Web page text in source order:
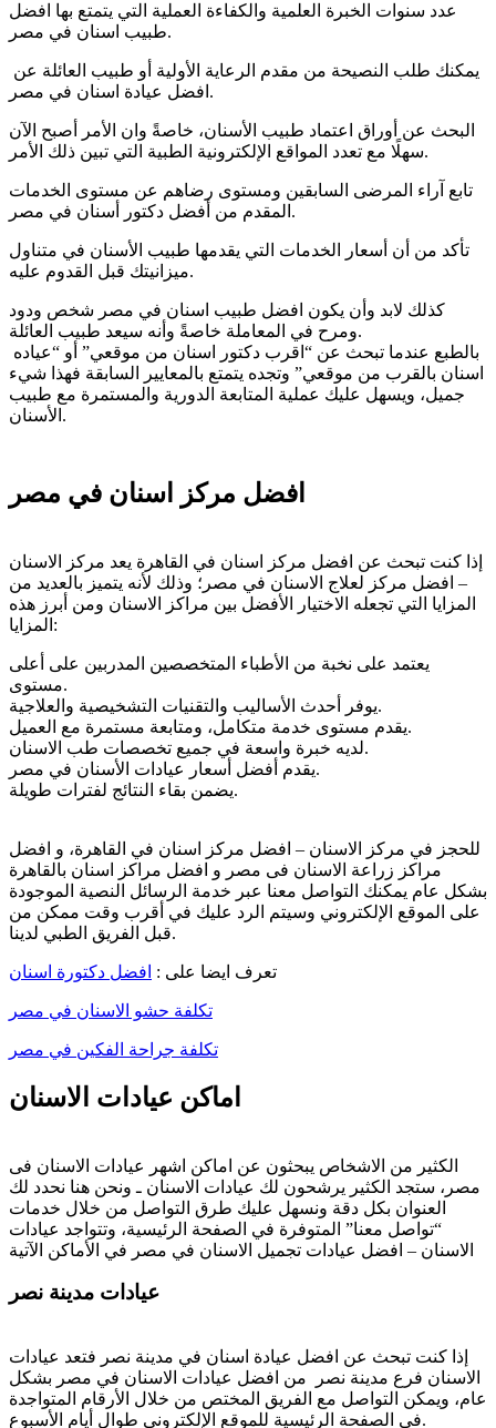
عدد سنوات الخبرة العلمية والكفاءة العملية التي يتمتع بها افضل
طبيب اسنان في مصر.
افضل عيادة اسنان في مصر.
البحث عن أوراق اعتماد طبيب الأسنان، خاصةً وان الأمر أصبح الآن
سهلًا مع تعدد المواقع الإلكترونية الطبية التي تبين ذلك الأمر.
تابع آراء المرضى السابقين ومستوى رضاهم عن مستوى الخدمات
المقدم من أفضل دكتور أسنان في مصر.
تأكد من أن أسعار الخدمات التي يقدمها طبيب الأسنان في متناول
ميزانيتك قبل القدوم عليه.
كذلك لابد وأن يكون افضل طبيب اسنان في مصر شخص ودود
ومرح في المعاملة خاصةً وأنه سيعد طبيب العائلة.
اسنان بالقرب من موقعي” وتجده يتمتع بالمعايير السابقة فهذا شيء
جميل، ويسهل عليك عملية المتابعة الدورية والمستمرة مع طبيب
الأسنان.
افضل مركز اسنان في مصر
إذا كنت تبحث عن افضل مركز اسنان في القاهرة يعد مركز الاسنان
– افضل مركز لعلاج الاسنان في مصر؛ وذلك لأنه يتميز بالعديد من
المزايا التي تجعله الاختيار الأفضل بين مراكز الاسنان ومن أبرز هذه
المزايا:
يعتمد على نخبة من الأطباء المتخصصين المدربين على أعلى
مستوى.
يوفر أحدث الأساليب والتقنيات التشخيصية والعلاجية.
يقدم مستوى خدمة متكامل، ومتابعة مستمرة مع العميل.
لديه خبرة واسعة في جميع تخصصات طب الاسنان.
يقدم أفضل أسعار عيادات الأسنان في مصر.
يضمن بقاء النتائج لفترات طويلة.
للحجز في مركز الاسنان – افضل مركز اسنان في القاهرة، و افضل
مراكز زراعة الاسنان فى مصر و افضل مراكز اسنان بالقاهرة
بشكل عام يمكنك التواصل معنا عبر خدمة الرسائل النصية الموجودة
على الموقع الإلكتروني وسيتم الرد عليك في أقرب وقت ممكن من
قبل الفريق الطبي لدينا.
تعرف ايضا على : افضل دكتورة اسنان
تكلفة حشو الاسنان في مصر
تكلفة جراحة الفكين في مصر
اماكن عيادات الاسنان
الكثير من الاشخاص يبحثون عن اماكن اشهر عيادات الاسنان فى
مصر، ستجد الكثير يرشحون لك عيادات الاسنان ـ ونحن هنا نحدد لك
العنوان بكل دقة ونسهل عليك طرق التواصل من خلال خدمات
“تواصل معنا” المتوفرة في الصفحة الرئيسية، وتتواجد عيادات
الاسنان – افضل عيادات تجميل الاسنان في مصر في الأماكن الآتية
عيادات مدينة نصر
إذا كنت تبحث عن افضل عيادة اسنان في مدينة نصر فتعد عيادات
الاسنان فرع مدينة نصر من افضل عيادات الاسنان في مصر بشكل
عام، ويمكن التواصل مع الفريق المختص من خلال الأرقام المتواجدة
في الصفحة الرئيسية للموقع الإلكتروني طوال أيام الأسبوع.